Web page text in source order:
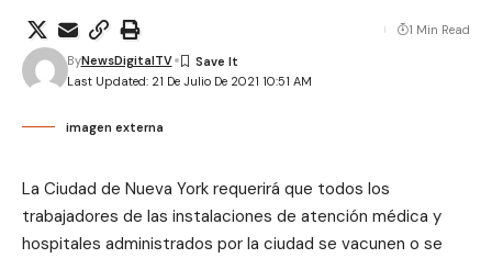
Last Updated: 21 De Julio De 2021 10:51 AM
ByNewsDigitalTV
1 Min Read
imagen externa
La Ciudad de Nueva York requerirá que todos los
trabajadores de las instalaciones de atención médica y
hospitales administrados por la ciudad se vacunen o se